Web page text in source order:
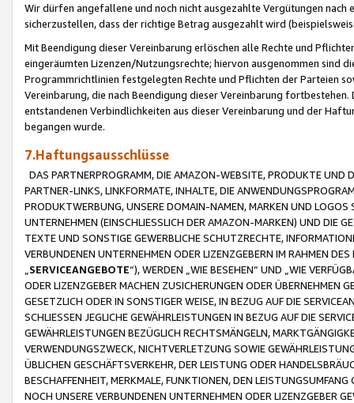
Wir dürfen angefallene und noch nicht ausgezahlte Vergütungen
sicherzustellen, dass der richtige Betrag ausgezahlt wird
Mit Beendigung dieser Vereinbarung erlöschen alle Rechte und
eingeräumten Lizenzen/Nutzungsrechte; hiervon ausgenommen sind
Programmrichtlinien festgelegten Rechte und Pflichten der Parteien
Vereinbarung, die nach Beendigung dieser Vereinbarung
entstandenen Verbindlichkeiten aus dieser Vereinbarung und der
begangen wurde.
7.Haftungsausschlüsse
DAS PARTNERPROGRAMM, DIE AMAZON-WEBSITE, PRODUKTE UND
PARTNER-LINKS, LINKFORMATE, INHALTE, DIE
PRODUKTWERBUNG, UNSERE DOMAIN-NAMEN, MARKEN UND
UNTERNEHMEN (EINSCHLIESSLICH DER AMAZON-MARKEN) UND DIE
TEXTE UND SONSTIGE GEWERBLICHE SCHUTZRECHTE,
VERBUNDENEN UNTERNEHMEN ODER LIZENZGEBERN IM RAHMEN
SERVICEANGEBOTE“), WERDEN „WIE BESEHEN“ UND „WIE
ODER LIZENZGEBER MACHEN ZUSICHERUNGEN ODER ÜBERNEHMEN
GESETZLICH ODER IN SONSTIGER WEISE, IN BEZUG AUF DIE
SCHLIESSEN JEGLICHE GEWÄHRLEISTUNGEN IN BEZUG AUF DIE
GEWÄHRLEISTUNGEN BEZÜGLICH RECHTSMÄNGELN,
VERWENDUNGSZWECK, NICHTVERLETZUNG SOWIE
ÜBLICHEN GESCHÄFTSVERKEHR, DER LEISTUNG ODER
BESCHAFFENHEIT, MERKMALE, FUNKTIONEN, DEN
NOCH UNSERE VERBUNDENEN UNTERNEHMEN ODER LIZENZGEBER